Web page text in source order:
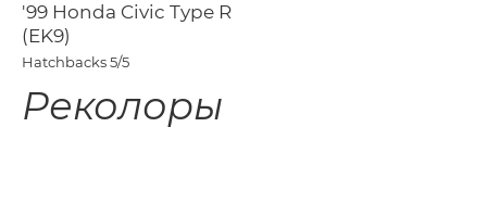
'99 Honda Civic Type R
(EK9)
Hatchbacks5/5
Реколоры